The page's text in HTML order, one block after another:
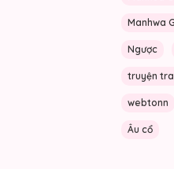
Manhwa
Ngược
truyện
webtonn
Âu cổ